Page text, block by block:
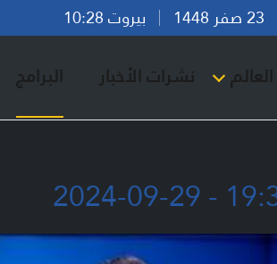
بيروت 10:28
العالم نشرات الأخبار البرامج